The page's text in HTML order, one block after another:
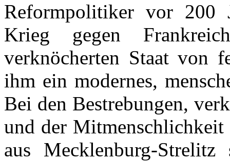
Reformpolitiker vor 200
Krieg gegen
verknöcherten Staat von
ihm ein modernes,
Bei den Bestrebungen,
und der Mitmenschlichkeit
aus Mecklenburg-